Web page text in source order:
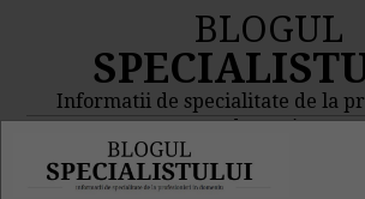
BLOGUL
Informatii de specialitate de la
domeniu
MENIU